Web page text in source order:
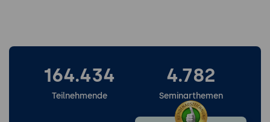
164.434
Teilnehmende
4.782
Seminarthemen